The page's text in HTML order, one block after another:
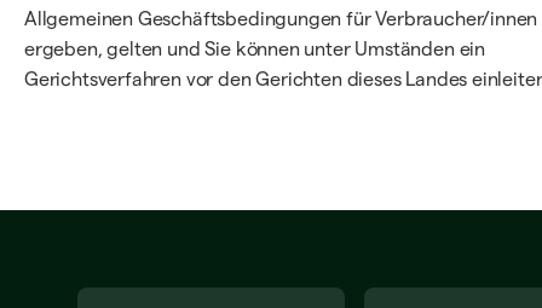
Allgemeinen Geschäftsbedingungen für Verbraucher/innen
ergeben, gelten und Sie können unter Umständen ein
Gerichtsverfahren vor den Gerichten dieses Landes